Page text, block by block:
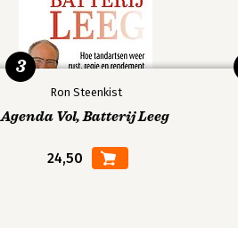
Ron Steenkist
Agenda Vol, Batterij Leeg
24,50
3